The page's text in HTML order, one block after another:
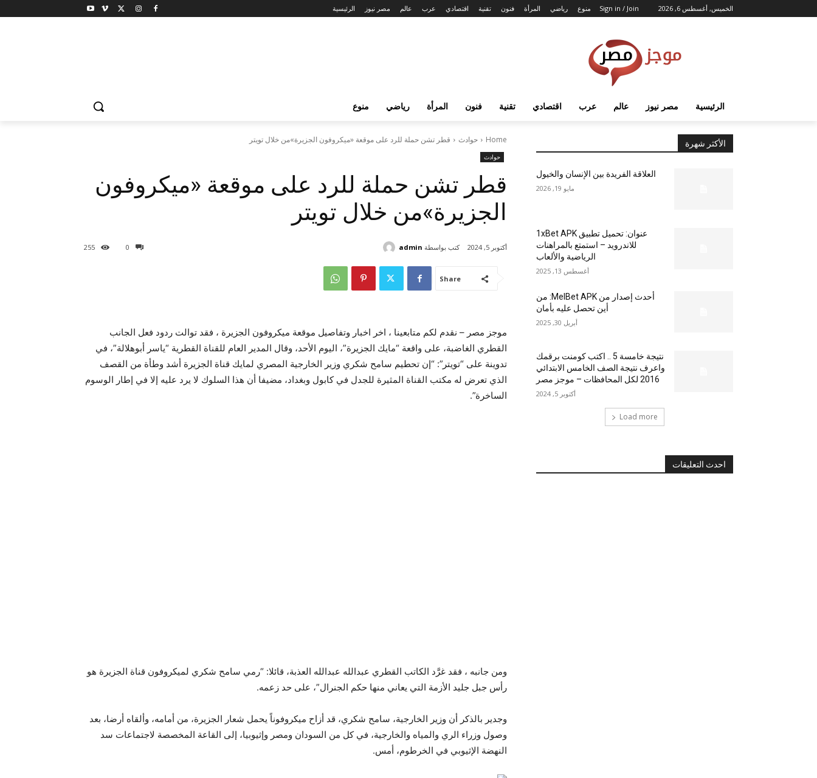
الخميس, أغسطس 6, 2026 Sign in / Join الرئيسية مصر نيوز عالم عرب اقتصادي تقنية فنون المرأة رياضي منوع
الرئيسية مصر نيوز عالم عرب اقتصادي تقنية فنون المرأة رياضي منوع
Home حوادث قطر تشن حملة للرد على موقعة «ميكروفون الجزيرة»من خلال تويتر
حوادث
قطر تشن حملة للرد على موقعة «ميكروفون
الجزيرة»من خلال تويتر
0
255 أكتوبر 5, 2024 كتب بواسطة admin
Share
موجز مصر – نقدم لكم متابعينا ، اخر اخبار وتفاصيل موقعة ميكروفون الجزيرة ، فقد توالت ردود فعل الجانب
القطري الغاضبة، على واقعة “مايك الجزيرة”، اليوم الأحد، وقال المدير العام للقناة القطرية “ياسر أبوهلالة”، في
تدوينة على “تويتر”: “إن تحطيم سامح شكري وزير الخارجية المصري لمايك قناة الجزيرة أشد وطأة من القصف
الذي تعرض له مكتب القناة المثيرة للجدل في كابول وبغداد، مضيفا أن هذا السلوك لا يرد عليه إلا في إطار الوسوم
الساخرة”.
ومن جانبه ، فقد غرَّد الكاتب القطري عبدالله عبدالله العذبة، قائلا: “رمي سامح شكري لميكروفون قناة الجزيرة هو
رأس جبل جليد الأزمة التي يعاني منها حكم الجنرال”، على حد زعمه.
وجدير بالذكر أن وزير الخارجية، سامح شكري، قد أزاح ميكروفوناً يحمل شعار الجزيرة، من أمامه، وألقاه أرضا، بعد
وصول وزراء الري والمياه والخارجية، في كل من السودان ومصر وإثيوبيا، إلى القاعة المخصصة لاجتماعات سد
النهضة الإثيوبي في الخرطوم، أمس.
الأكثر شهرة
العلاقة الفريدة بين الإنسان والخيول
مايو 19, 2026
عنوان: تحميل تطبيق 1xBet APK
للاندرويد – استمتع بالمراهنات
الرياضية والألعاب
أغسطس 13, 2025
أحدث إصدار من MelBet APK: من
أين تحصل عليه بأمان
أبريل 30, 2025
نتيجة خامسة 5 .. اكتب كومنت برقمك
واعرف نتيجة الصف الخامس الابتدائي
2016 لكل المحافظات – موجز مصر
أكتوبر 5, 2024
Load more
احدث التعليقات